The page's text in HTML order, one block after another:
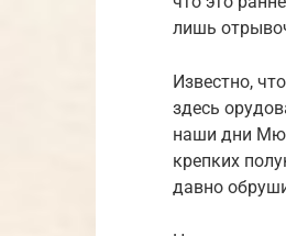
лишь
Известно,
здесь
наши дни
крепких
давно